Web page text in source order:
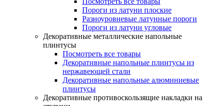
Пороги из латуни плоские
Разноуровневые латунные пороги
Пороги из латуни угловые
Декоративные металлические напольные
плинтусы
Посмотреть все товары
Декоративные напольные плинтусы из
нержавеющей стали
Декоративные напольные алюминиевые
плинтусы
Декоративные противоскользящие накладки на